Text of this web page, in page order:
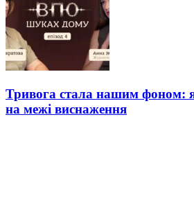
Тривога стала нашим фоном:
на межі виснаження